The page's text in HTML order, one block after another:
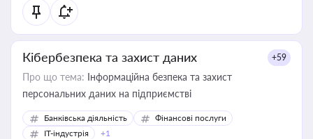
Кібербезпека та захист даних +59
Про що тема: Інформаційна безпека та захист
персональних даних на підприємстві
Банківська діяльність
Фінансові послуги
IT-індустрія
+1